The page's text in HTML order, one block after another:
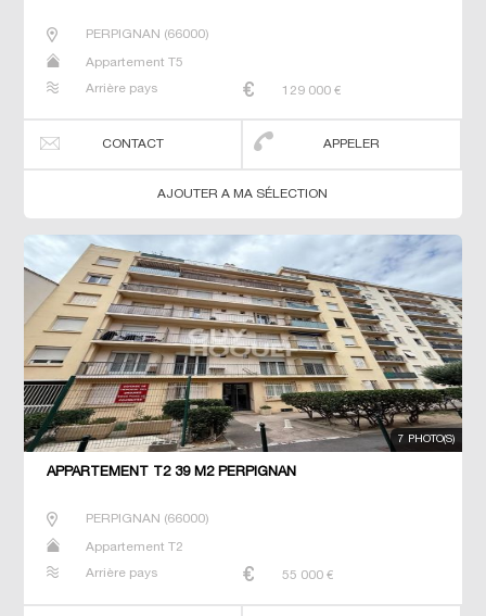
PERPIGNAN (66000)
Appartement T5
Arrière pays 129 000 €
CONTACT APPELER
AJOUTER A MA SÉLECTION
7 PHOTO(S)
APPARTEMENT T2 39 M2 PERPIGNAN
PERPIGNAN (66000)
Appartement T2
Arrière pays 55 000 €